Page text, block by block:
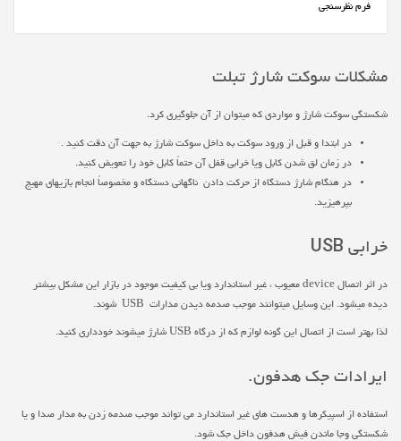
فرم نظرسنجی
مشکلات سوکت شارژ تبلت
شکستگی سوکت شارژ و مواردی که میتوان از آن جلوگیری کرد.
در ابتدا و قبل از ورود سوکت به داخل سوکت شارژ به جهت آن دقت کنید .
در زمان لق شدن کابل ویا خرابی قفل آن حتماً کابل خود را تعویض کنید.
در هنگام شارژ دستگاه از حرکت دادن ناگهانی دستگاه و مخصوصاً انجام بازیهای مهیج
بپرهیزید.
خرابی USB
در اثر اتصال device معیوب ، غیر استاندارد ویا بی کیفیت موجود در بازار این مشکل بیشتر
دیده میشود. این وسایل میتوانند موجب صدمه دیدن مدارات USB شوند.
لذا بهتر است از اتصال این گونه لوازم که از درگاه USB شارژ میشوند خودداری کنید.
ايرادات جک هدفون.
استفاده از اسپیکرها و هدست های غیر استاندارد می تواند موجب صدمه زدن به مدار صدا و یا
شکستگی وجا ماندن فیش هدفون داخل جک شود.